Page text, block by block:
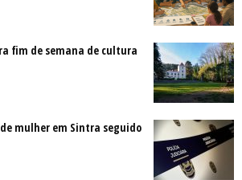
fim de semana de cultura
mulher em Sintra seguido